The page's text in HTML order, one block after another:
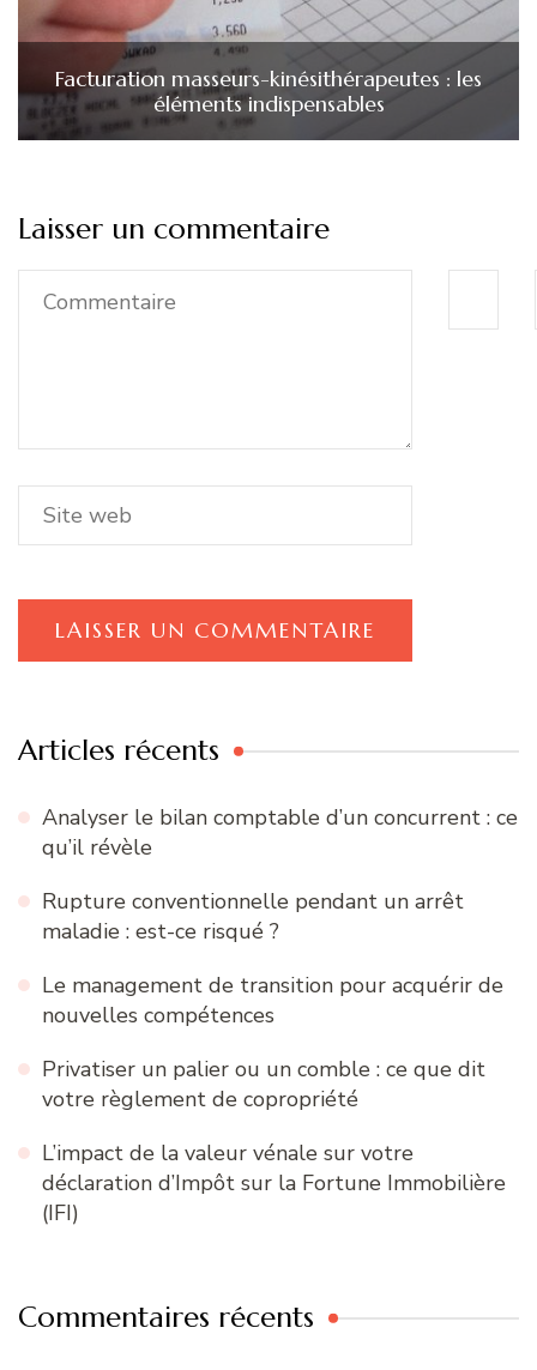
Facturation masseurs-kinésithérapeutes : les
éléments indispensables
Laisser un commentaire
Articles récents
Analyser le bilan comptable d’un concurrent : ce
qu’il révèle
Rupture conventionnelle pendant un arrêt
maladie : est-ce risqué ?
Le management de transition pour acquérir de
nouvelles compétences
Privatiser un palier ou un comble : ce que dit
votre règlement de copropriété
L’impact de la valeur vénale sur votre
déclaration d’Impôt sur la Fortune Immobilière
(IFI)
Commentaires récents